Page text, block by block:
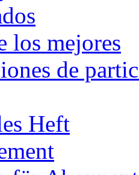
los mejores
de
Heft